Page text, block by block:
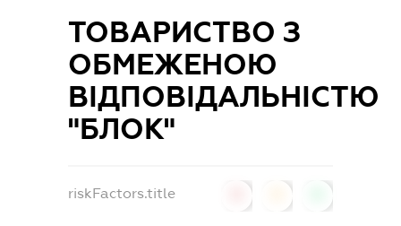
ТОВАРИСТВО З
ОБМЕЖЕНОЮ
ВIДПОВIДАЛЬНIСТЮ
"БЛОК"
riskFactors.title